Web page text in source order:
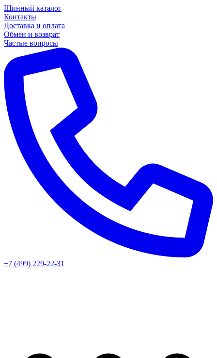
Шинный каталог
Контакты
Доставка и оплата
Обмен и возврат
Частые вопросы
+7 (499) 229-22-31